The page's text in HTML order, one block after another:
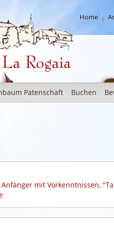
Home
Patenschaft Buchen
mit Vorkenntnissen,